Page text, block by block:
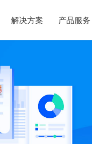
解决方案 产品服务